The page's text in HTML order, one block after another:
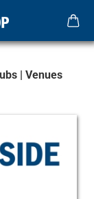
| Venues